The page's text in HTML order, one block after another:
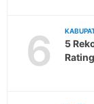
6
5